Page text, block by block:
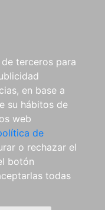
terceros para
en base a
su hábitos de
web
de
o rechazar el
botón
todas